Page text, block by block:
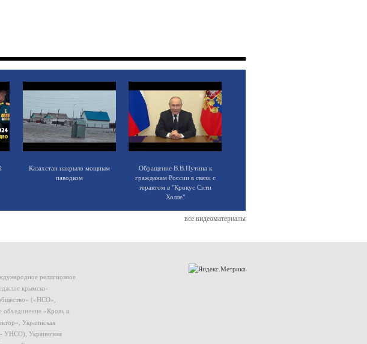
Казахстан накрыло мощным
паводком
Обращение В.В.Путина к
гражданам России в связи с
терактом в "Крокус Сити
Холле"
все видеоматериалы
религиозное
крымско-
(«НСО»,
«Кровь и
Украинская
- УНСО), Украинская